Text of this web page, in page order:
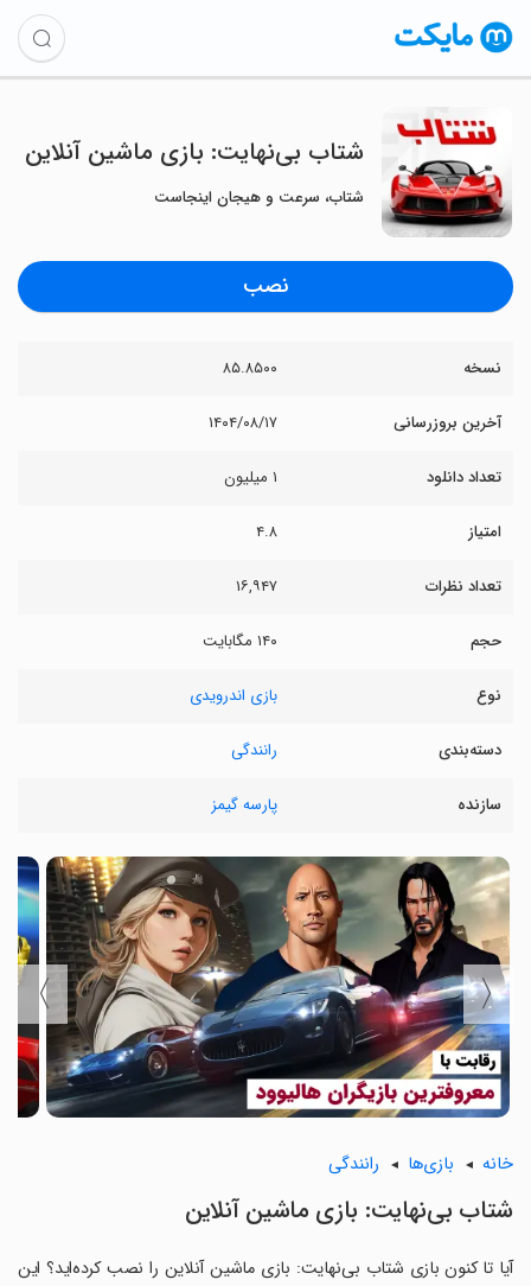
شتاب بی‌نهایت: بازی ماشین آنلاین
شتاب، سرعت و هیجان اینجاست
نصب
نسخه ۸۵.۸۵۰۰
آخرین بروزرسانی ۱۴۰۴/۰۸/۱۷
تعداد دانلود ۱ میلیون
امتیاز ۴.۸
تعداد نظرات ۱۶,۹۴۷
حجم ۱۴۰ مگابایت
نوع بازی اندرویدی
دسته‌بندی رانندگی
سازنده پارسه گیمز
〈
〉
خانه بازی‌ها رانندگی
شتاب بی‌نهایت: بازی ماشین آنلاین
آیا تا کنون بازی شتاب بی‌نهایت: بازی ماشین آنلاین را نصب کرده‌اید؟ این